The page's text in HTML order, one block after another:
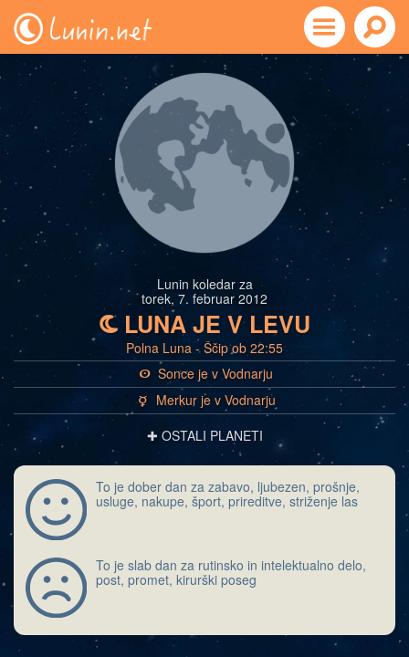
Lunin koledar za
torek, 7. februar 2012
bLUNA JE V LEVU
Polna Luna - Ščip ob 22:55
a Sonce je v Vodnarju
c
Merkur je v Vodnarju
✚ OSTALI PLANETI
To je dober dan za zabavo, ljubezen, prošnje,
usluge, nakupe, šport, prireditve, striženje las
To je slab dan za rutinsko in intelektualno delo,
post, promet, kirurški poseg